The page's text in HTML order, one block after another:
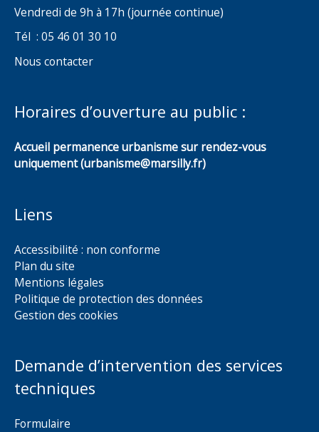
Vendredi de 9h à 17h (journée continue)
Tél : 05 46 01 30 10
Nous contacter
Horaires d’ouverture au public :
Accueil permanence urbanisme sur rendez-vous
uniquement (urbanisme@marsilly.fr)
Liens
Accessibilité : non conforme
Plan du site
Mentions légales
Politique de protection des données
Gestion des cookies
Demande d’intervention des services
techniques
Formulaire